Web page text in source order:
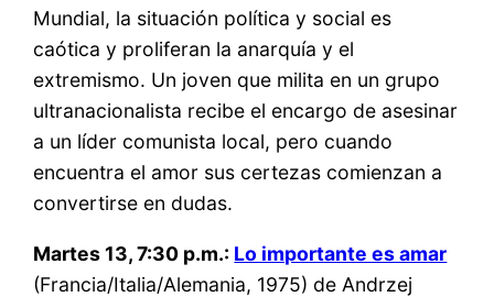
Mundial, la situación política y social es
caótica y proliferan la anarquía y el
extremismo. Un joven que milita en un grupo
ultranacionalista recibe el encargo de asesinar
a un líder comunista local, pero cuando
encuentra el amor sus certezas comienzan a
convertirse en dudas.
Martes 13, 7:30 p.m.: Lo importante es amar
(Francia/Italia/Alemania, 1975) de Andrzej